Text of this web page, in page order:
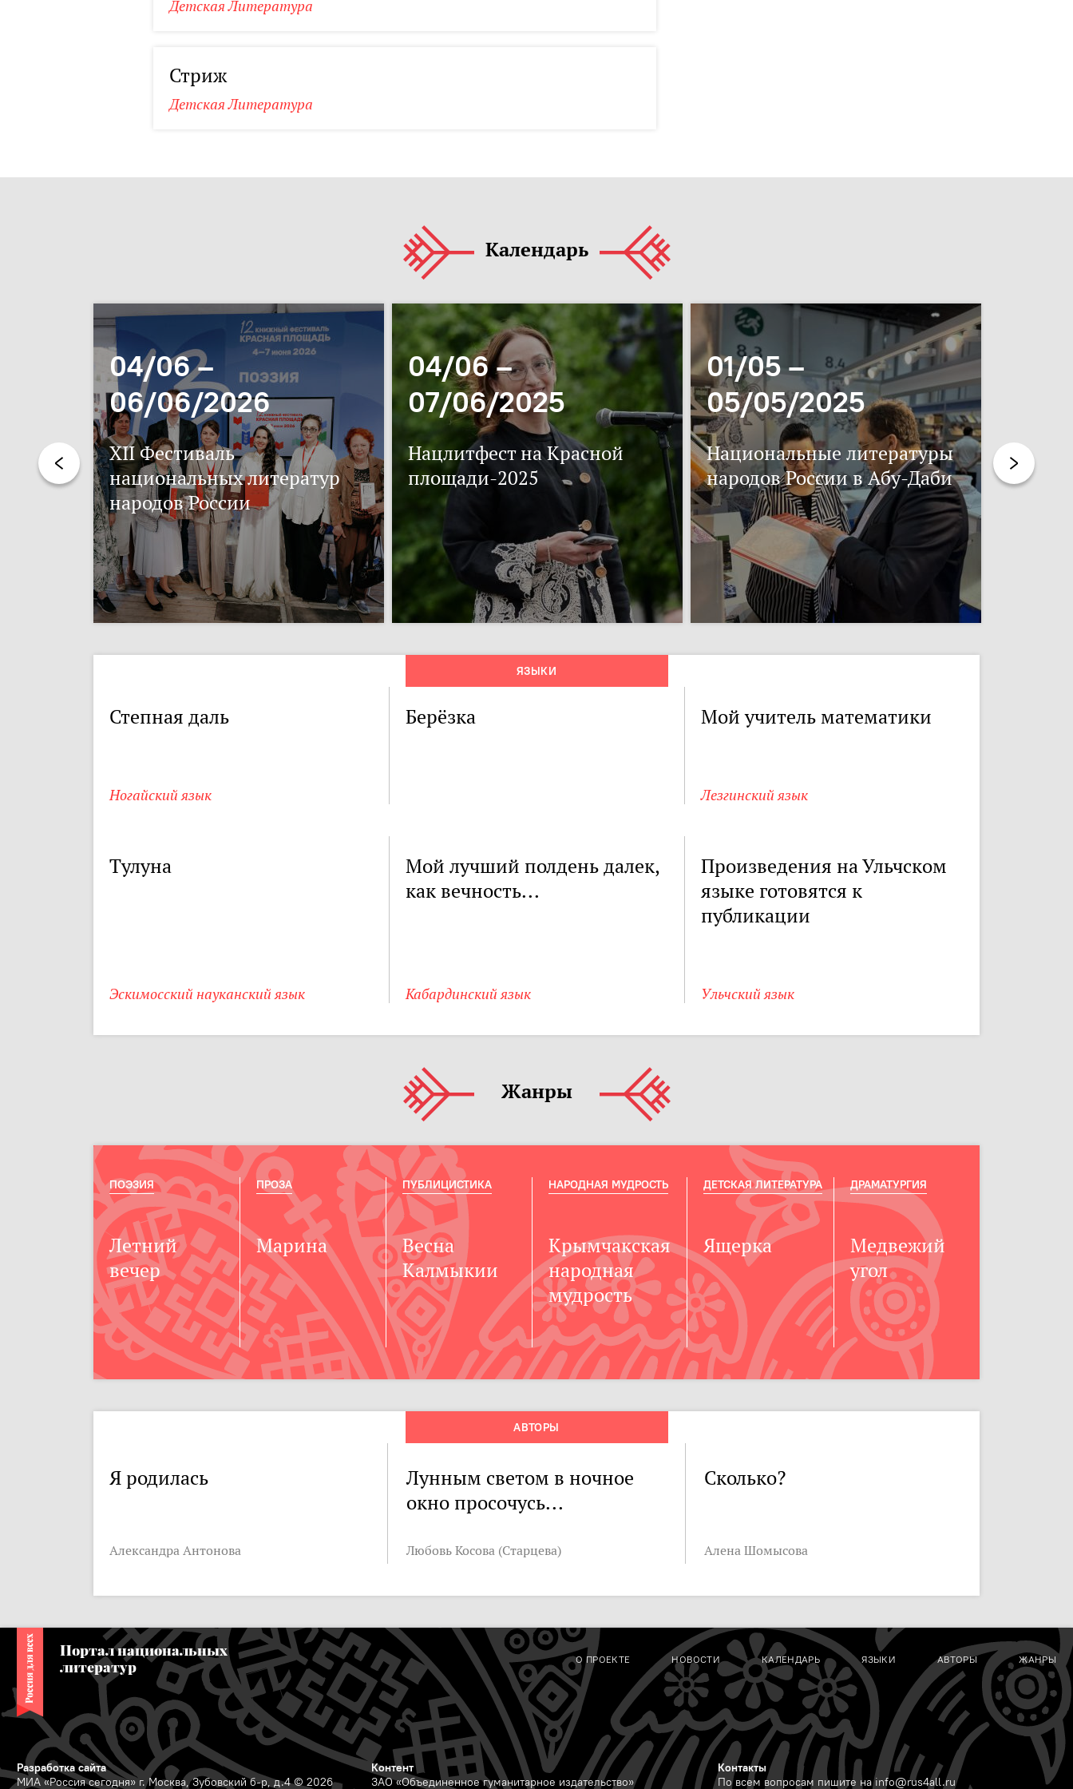
Детская Литература
Стриж
Детская Литература
Календарь
04/06 –
06/06/2026
XII Фестиваль
национальных литератур
народов России
04/06 –
07/06/2025
Нацлитфест на Красной
площади-2025
01/05 –
05/05/2025
Национальные литературы
народов России в Абу-Даби
ЯЗЫКИ
Степная даль
Ногайский язык
Берёзка Мой учитель математики
Лезгинский язык
Тулуна
Эскимосский науканский язык
Мой лучший полдень далек,
как вечность...
Кабардинский язык
Произведения на Ульчском
языке готовятся к
публикации
Ульчский язык
Жанры
Летний
вечер
ПОЭЗИЯ
Марина
ПРОЗА
Весна
Калмыкии
ПУБЛИЦИСТИКА
Крымчакская
народная
мудрость
НАРОДНАЯ МУДРОСТЬ
Ящерка
ДЕТСКАЯ ЛИТЕРАТУРА
Медвежий
угол
ДРАМАТУРГИЯ
АВТОРЫ
Я родилась
Александра Антонова
Лунным светом в ночное
окно просочусь...
Любовь Косова (Старцева)
Сколько?
Алена Шомысова
Портал национальных
литератур
О ПРОЕКТЕ НОВОСТИ КАЛЕНДАРЬ ЯЗЫКИ АВТОРЫ ЖАНРЫ
Разработка сайта
МИА «Россия сегодня» г. Москва, Зубовский б-р, д.4 © 2026
Контент
ЗАО «Объединенное гуманитарное издательство»
Контакты
По всем вопросам пишите наinfo@rus4all.ru